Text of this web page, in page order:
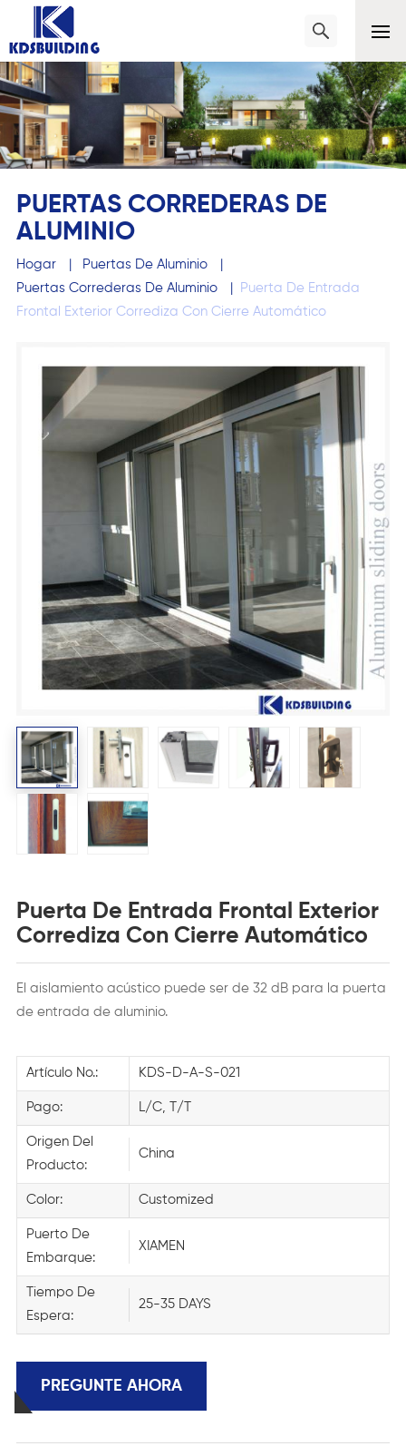
PUERTAS CORREDERAS DE
ALUMINIO
Hogar | Puertas De Aluminio
|
Puertas Correderas De Aluminio
|
Puerta De Entrada
Frontal Exterior Corrediza Con Cierre Automático
Puerta De Entrada Frontal Exterior
Corrediza Con Cierre Automático
El aislamiento acústico puede ser de 32 dB para la puerta
de entrada de aluminio.
Artículo No.: KDS-D-A-S-021
Pago: L/C, T/T
Origen Del
Producto:
China
Color: Customized
Puerto De
Embarque:
XIAMEN
Tiempo De
Espera:
25-35 DAYS
PREGUNTE AHORA